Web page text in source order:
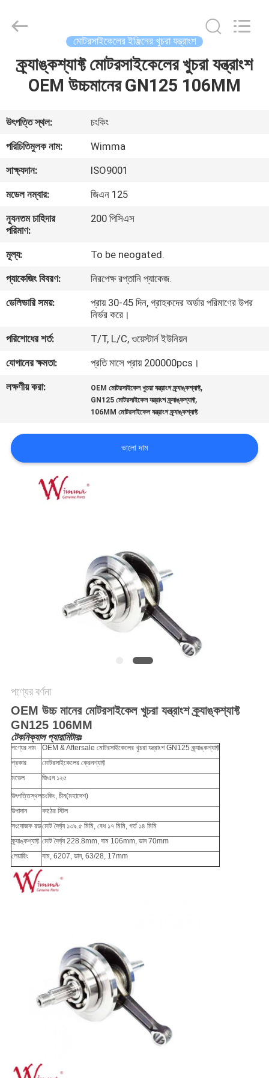
বাড়ি
ভিডিও
আমাদের
সম্বন্ধে
পরিদর্শন
গুণমান
খবর
অনুরোধ
করুন
সাইটম্যাপ
Parts
Reserved.
মোটরসাইকেলের ইঞ্জিনের খুচরা যন্ত্রাংশ
ক্র্যাঙ্কশ্যাফ্ট মোটরসাইকেলের খুচরা যন্ত্রাংশ
OEM উচ্চমানের GN125 106MM
উৎপত্তি স্থল:
চংকিং
পরিচিতিমুলক নাম:
Wimma
সাক্ষ্যদান:
ISO9001
মডেল নম্বার:
জিএন 125
ন্যূনতম চাহিদার
পরিমাণ:
200 পিসিএস
মূল্য:
To be neogated.
প্যাকেজিং বিবরণ:
নিরপেক্ষ রপ্তানি প্যাকেজ.
ডেলিভারি সময়:
প্রায় 30-45 দিন, গ্রাহকদের অর্ডার পরিমাণের উপর
নির্ভর করে।
পরিশোধের শর্ত:
T/T, L/C, ওয়েস্টার্ন ইউনিয়ন
যোগানের ক্ষমতা:
প্রতি মাসে প্রায় 200000pcs।
লক্ষণীয় করা:
OEM মোটরসাইকেল খুচরা যন্ত্রাংশ ক্র্যাঙ্কশ্যাফ্ট,
GN125 মোটরসাইকেল যন্ত্রাংশ ক্র্যাঙ্কশ্যাফ্ট,
106MM মোটরসাইকেল যন্ত্রাংশ ক্র্যাঙ্কশ্যাফ্ট
ভালো দাম
পণ্যের বর্ণনা
OEM উচ্চ মানের মোটরসাইকেল খুচরা যন্ত্রাংশ ক্র্যাঙ্কশ্যাফ্ট
GN125 106MM
টেকনিক্যাল প্যারামিটারঃ
পণ্যের নাম
OEM & Aftersale মোটরসাইকেলের খুচরা যন্ত্রাংশ GN125 ক্র্যাঙ্কশ্যাফ্ট
প্রকার
মোটরসাইকেলের ক্রেনশ্যাফ্ট
মডেল
জিএন ১২৫
উৎপত্তিস্থলচংকিং, চীন(মহাদেশ)
উপাদান
কাঠের স্টিল
সংযোজক রডমোট দৈর্ঘ্য ১৩৯.৫ মিমি, বেধ ১৭ মিমি, গর্ত ১৪ মিমি
ক্র্যাঙ্কশ্যাফ্ট মোট দৈর্ঘ্য 228.8mm, বাম 106mm, ডান 70mm
লেয়ারিং
বাম, 6207, ডান, 63/28, 17mm